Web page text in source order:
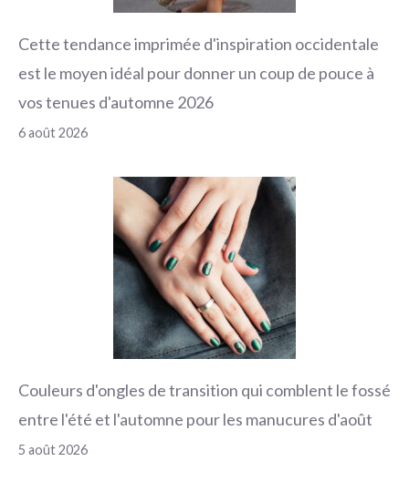
Cette tendance imprimée d'inspiration occidentale
est le moyen idéal pour donner un coup de pouce à
vos tenues d'automne 2026
6 août 2026
Couleurs d'ongles de transition qui comblent le fossé
entre l'été et l'automne pour les manucures d'août
5 août 2026